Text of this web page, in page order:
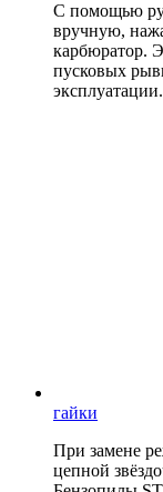
С помощью
вручную,
карбюратор.
пусковых
эксплуатации.
гайки
При замене
цепной